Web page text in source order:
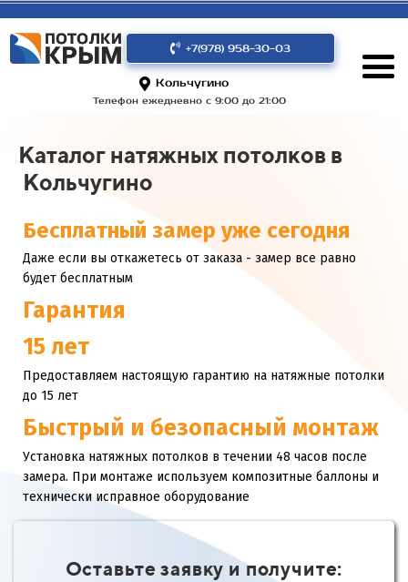
+7(978) 958-30-03
Кольчугино
Телефон ежедневно с 9:00 до 21:00
Каталог натяжных потолков в
Кольчугино
Бесплатный замер уже сегодня
Даже если вы откажетесь от заказа - замер все равно
будет бесплатным
Гарантия
15 лет
Предоставляем настоящую гарантию на натяжные потолки
до 15 лет
Быстрый и безопасный монтаж
Установка натяжных потолков в течении 48 часов после
замера. При монтаже используем композитные баллоны и
технически исправное оборудование
Оставьте заявку и получите: